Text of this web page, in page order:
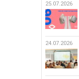
25.07.2026
24.07.2026